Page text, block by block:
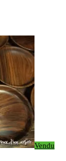
à
23.00€
Les
Vendu